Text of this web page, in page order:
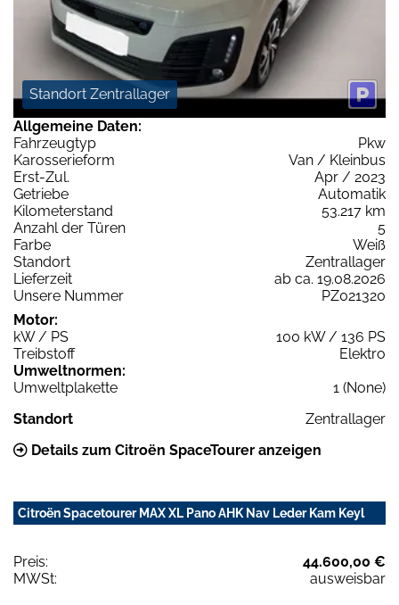
Standort Zentrallager
Allgemeine Daten:
Fahrzeugtyp
Pkw
Karosserieform
Van / Kleinbus
Erst-Zul.
Apr / 2023
Getriebe
Automatik
Kilometerstand
53.217 km
Anzahl der Türen
5
Farbe
Weiß
Standort
Zentrallager
Lieferzeit
ab ca. 19.08.2026
Unsere Nummer
PZ021320
Motor:
kW / PS
100 kW / 136 PS
Treibstoff
Elektro
Umweltnormen:
Umweltplakette
1 (None)
Standort
Zentrallager
Details zum Citroën SpaceTourer anzeigen
Citroën Spacetourer MAX XL Pano AHK Nav Leder Kam Keyl
Preis:
44.600,00 €
MWSt:
ausweisbar